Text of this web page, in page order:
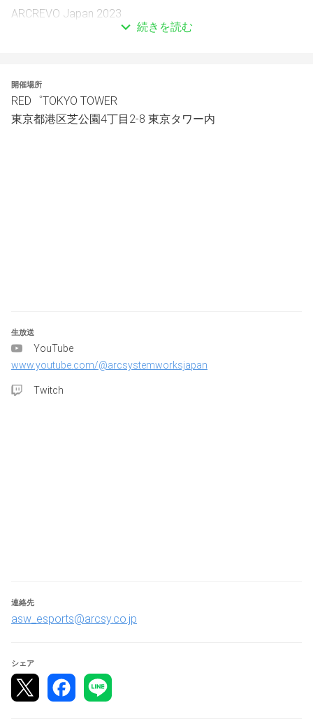
ARCREVO Japan 2023
【大会日時】
※各ブロック毎に順次受付となります。受付時間は後日ご
連絡させていただきます。
【会場】
※DAY1とDAY2で会場が異なりますのでご注意ください
2023年7月21日（金）18:00 ～ 2023年9月3日（日）23:59
【定員】
続きを読む
開催場所
RED゜TOKYO TOWER
東京都港区芝公園4丁目2-8 東京タワー内
生放送
YouTube
www.youtube.com/@arcsystemworksjapan
Twitch
連絡先
asw_esports@arcsy.co.jp
シェア